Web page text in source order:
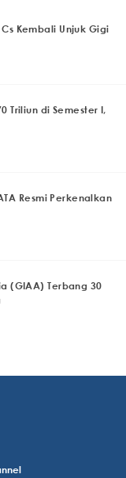
Cs Kembali Unjuk Gigi
Triliun di Semester I,
Resmi Perkenalkan
(GIAA) Terbang 30